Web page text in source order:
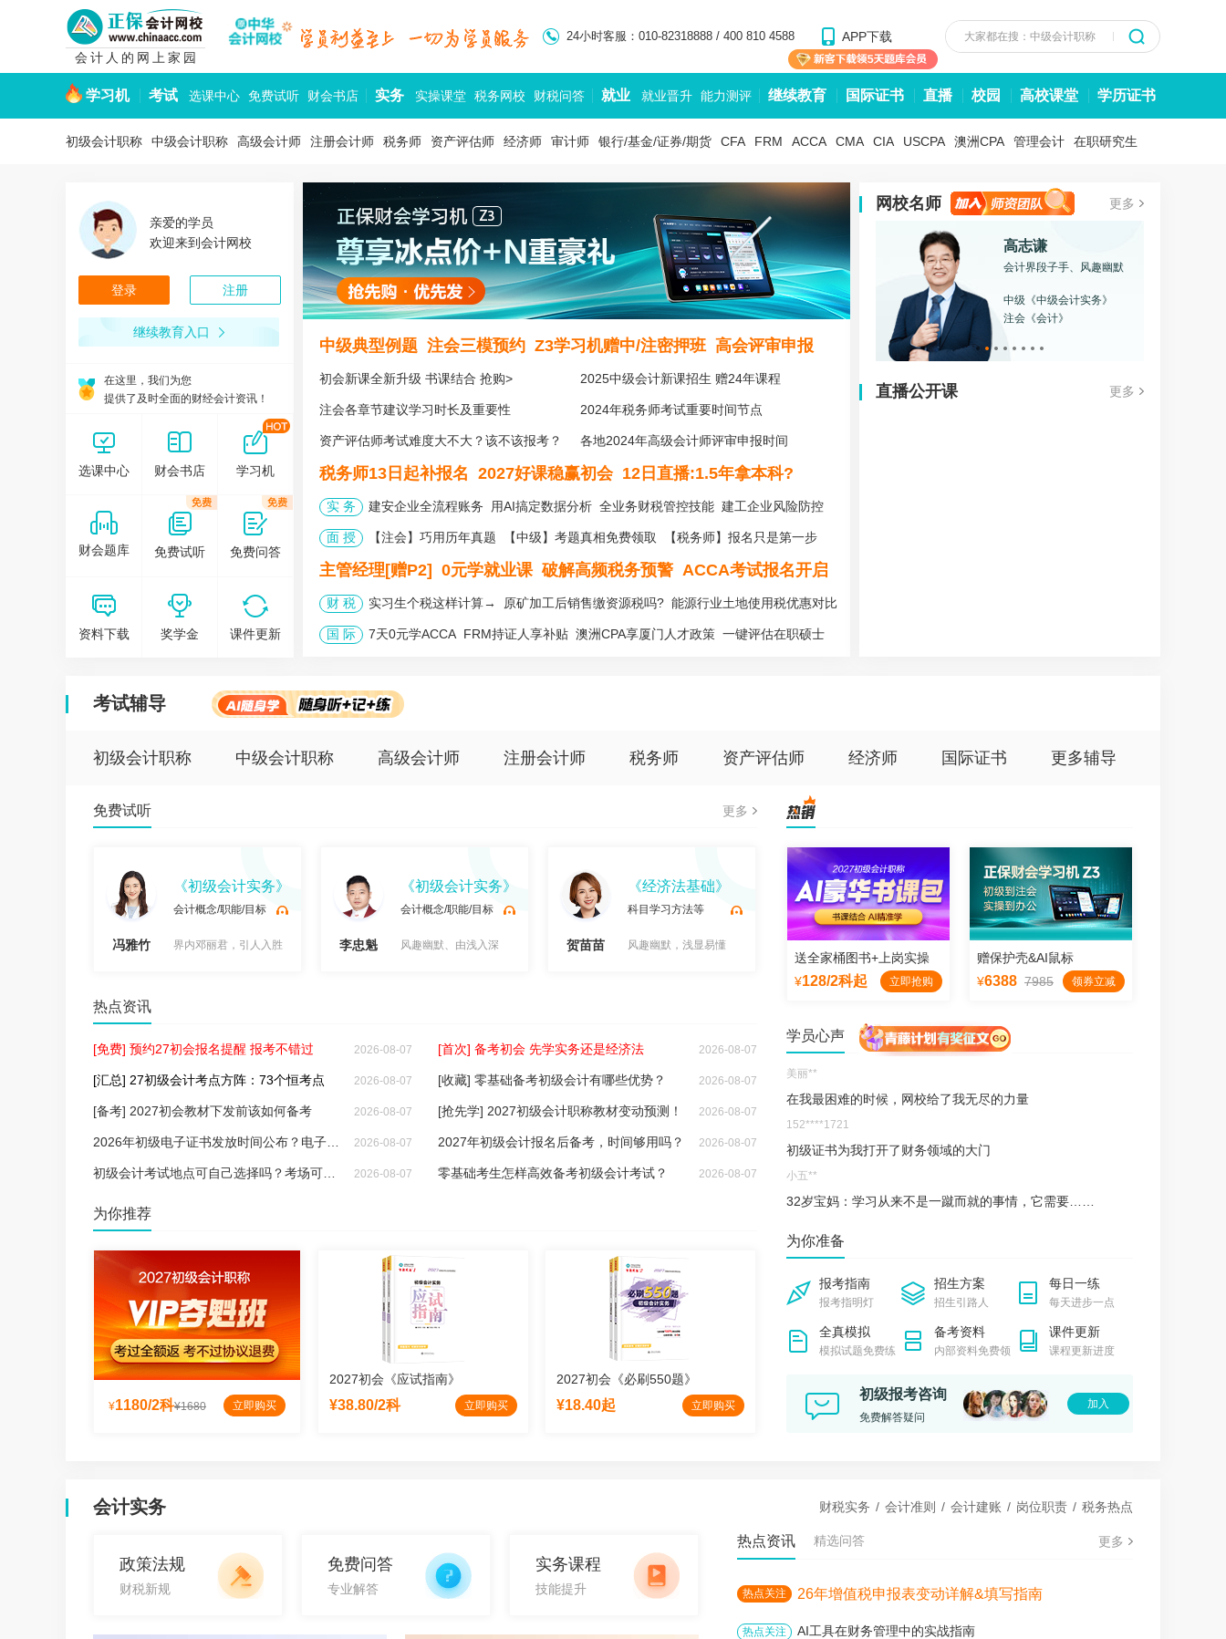
会计人的网上家园
24小时客服：010-82318888 / 400 810 4588 APP下载 大家都在搜：中级会计职称
学习机 考试 选课中心 免费试听 财会书店 实务 实操课堂 税务网校 财税问答 就业 就业晋升 能力测评 继续教育 国际证书 直播 校园 高校课堂 学历证书
初级会计职称 中级会计职称 高级会计师 注册会计师 税务师 资产评估师 经济师 审计师 银行/基金/证券/期货 CFA FRM ACCA CMA CIA USCPA 澳洲CPA 管理会计 在职研究生
亲爱的学员
欢迎来到会计网校
登录 注册
继续教育入口
在这里，我们为您
创造可以自由发挥的会计人网上家园！
在这里，我们为您
在这里，我们为您
提供了及时全面的财经会计资讯！
创造可以自由发挥的会计人网上家园！
在这里，我们为您
设计了各层次的会计教育和培训课程！
选课中心 财会书店 学习机
财会题库 免费试听 免费问答
资料下载 奖学金 课件更新
中级典型例题 注会三模预约 Z3学习机赠中/注密押班 高会评审申报
初会新课全新升级 书课结合 抢购> 2025中级会计新课招生 赠24年课程
注会各章节建议学习时长及重要性 2024年税务师考试重要时间节点
资产评估师考试难度大不大？该不该报考？ 各地2024年高级会计师评审申报时间
税务师13日起补报名 2027好课稳赢初会 12日直播:1.5年拿本科?
实 务 建安企业全流程账务 用AI搞定数据分析 全业务财税管控技能 建工企业风险防控
面 授 【注会】巧用历年真题 【中级】考题真相免费领取 【税务师】报名只是第一步
主管经理[赠P2] 0元学就业课 破解高频税务预警 ACCA考试报名开启
财 税 实习生个税这样计算→ 原矿加工后销售缴资源税吗? 能源行业土地使用税优惠对比
国 际 7天0元学ACCA FRM持证人享补贴 澳洲CPA享厦门人才政策 一键评估在职硕士
网校名师 更多
高志谦
会计界段子手、风趣幽默
中级《中级会计实务》
注会《会计》
直播公开课 更多
考试辅导
初级会计职称 中级会计职称 高级会计师 注册会计师 税务师 资产评估师 经济师 国际证书 更多辅导
免费试听 更多
冯雅竹
《初级会计实务》
会计概念/职能/目标
界内邓丽君，引人入胜 李忠魁
《初级会计实务》
会计概念/职能/目标
风趣幽默、由浅入深 贺苗苗
《经济法基础》
科目学习方法等
风趣幽默，浅显易懂 张伟东
《初级会计实务》
会计概念、会计要素
听
侯永斌
《经济法基础》
法的本质与特征
热点资讯
[免费] 预约27初会报名提醒 报考不错过 2026-08-07 [首次] 备考初会 先学实务还是经济法 2026-08-07
[汇总] 27初级会计考点方阵：73个恒考点 2026-08-07 [收藏] 零基础备考初级会计有哪些优势？ 2026-08-07
[备考] 2027初会教材下发前该如何备考 2026-08-07 [抢先学] 2027初级会计职称教材变动预测！ 2026-08-07
2026-08-07 2027年初级会计报名后备考，时间够用吗？ 2026-08-07
2026-08-07 零基础考生怎样高效备考初级会计考试？ 2026-08-07
为你推荐
¥1180/2科¥1680 立即购买
2027初会《官方教材》
¥47.70起 立即购买
2027初会《应试指南》
¥38.80/2科 立即购买
2027初会《必刷550题》
¥18.40起 立即购买 ¥8.55/2科 立即购买 ¥28.80/2科
送全家桶图书+上岗实操
¥128/2科起 立即抢购
赠保护壳&AI鼠标
¥6388 7985 领券立减
学员心声
美丽**
在我最困难的时候，网校给了我无尽的力量
152****1721
初级证书为我打开了财务领域的大门
小五**
32岁宝妈：学习从来不是一蹴而就的事情，它需要……
不仅收获了知识，更让我学会了如何面对挑战
sle***
在正保会计网校中很快乐的听了每一堂课
走在***
50岁会计小白获奖心得体会
脚踏实地地学习，一切都来得及
为你准备
报考指南
报考指明灯
招生方案
招生引路人
每日一练
每天进步一点
全真模拟
模拟试题免费练
备考资料
内部资料免费领
课件更新
课程更新进度
初级报考咨询
免费解答疑问
加入
会计实务 财税实务 / 会计准则 / 会计建账 / 岗位职责 / 税务热点
政策法规
财税新规
免费问答
专业解答
实务课程
技能提升
热点资讯 精选问答 更多
热点关注 26年增值税申报表变动详解&填写指南
热点关注 AI工具在财务管理中的实战指南